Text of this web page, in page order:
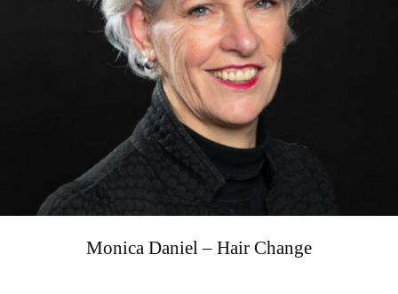
Monica Daniel – Hair Change